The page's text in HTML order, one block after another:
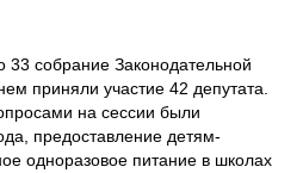
собрание Законодательной
приняли участие 42 депутата.
на сессии были
предоставление детям-
одноразовое питание в школах